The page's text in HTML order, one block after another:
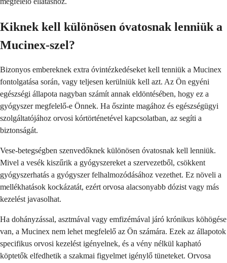
Kiknek kell különösen óvatosnak lenniük a
Mucinex-szel?
Bizonyos embereknek extra óvintézkedéseket kell tenniük a Mucinex
fontolgatása során, vagy teljesen kerülniük kell azt. Az Ön egyéni
egészségi állapota nagyban számít annak eldöntésében, hogy ez a
gyógyszer megfelelő-e Önnek. Ha őszinte magához és egészségügyi
szolgáltatójához orvosi kórtörténetével kapcsolatban, az segíti a
biztonságát.
Vese-betegségben szenvedőknek különösen óvatosnak kell lenniük.
Mivel a vesék kiszűrik a gyógyszereket a szervezetből, csökkent
gyógyszerhatás a gyógyszer felhalmozódásához vezethet. Ez növeli a
mellékhatások kockázatát, ezért orvosa alacsonyabb dózist vagy más
kezelést javasolhat.
Ha dohányzással, asztmával vagy emfizémával járó krónikus köhögése
van, a Mucinex nem lehet megfelelő az Ön számára. Ezek az állapotok
specifikus orvosi kezelést igényelnek, és a vény nélkül kapható
köptetők elfedhetik a szakmai figyelmet igénylő tüneteket. Orvosa